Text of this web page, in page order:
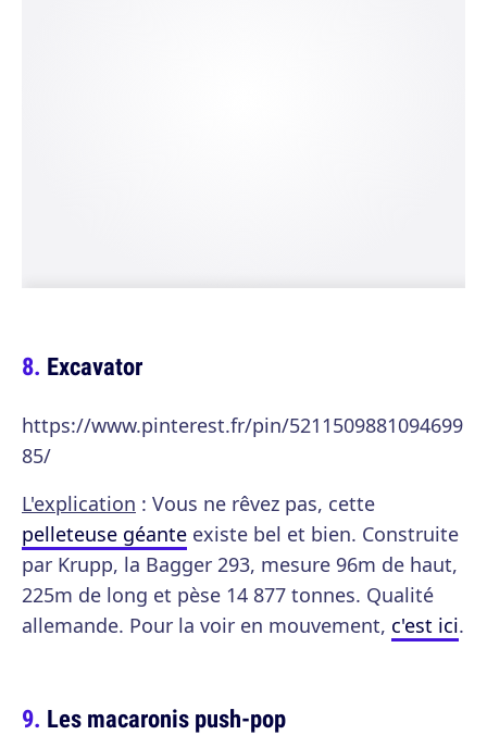
Excavator
https://www.pinterest.fr/pin/5211509881094699
85/
L'explication : Vous ne rêvez pas, cette
pelleteuse géante existe bel et bien. Construite
par Krupp, la Bagger 293, mesure 96m de haut,
225m de long et pèse 14 877 tonnes. Qualité
allemande. Pour la voir en mouvement, c'est ici.
Les macaronis push-pop